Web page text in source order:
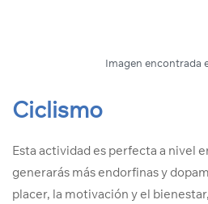
Imagen encontrada
Ciclismo
Esta actividad es perfecta a nivel
generarás más endorfinas y
placer, la motivación y el